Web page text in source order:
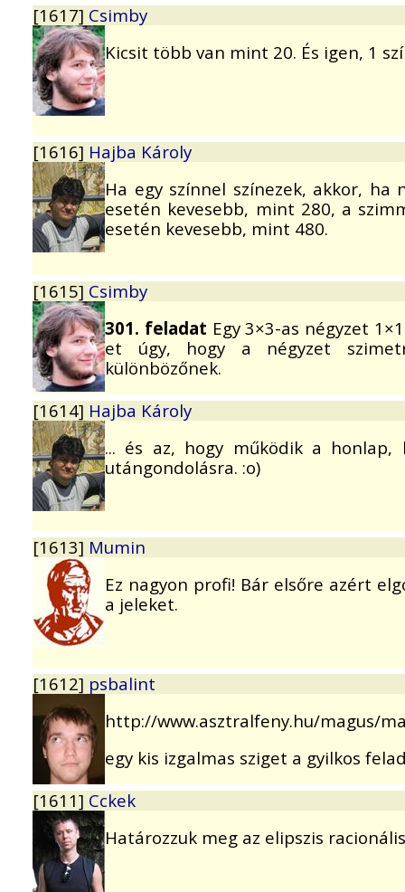
[1617] Csimby
Kicsit több van mint 20. És igen, 1
[1616] Hajba Károly
Ha egy színnel színezek, akkor,
esetén kevesebb, mint 280, a
esetén kevesebb, mint 480.
[1615] Csimby
301. feladat Egy 3×3-as négyzet
et úgy, hogy a négyzet
különbözőnek.
[1614] Hajba Károly
... és az, hogy működik a honlap,
utángondolásra. :o)
[1613] Mumin
Ez nagyon profi! Bár elsőre azért
a jeleket.
[1612] psbalint
http://www.asztralfeny.hu/magus/
egy kis izgalmas sziget a gyilkos
[1611] Cckek
Határozzuk meg az elipszis